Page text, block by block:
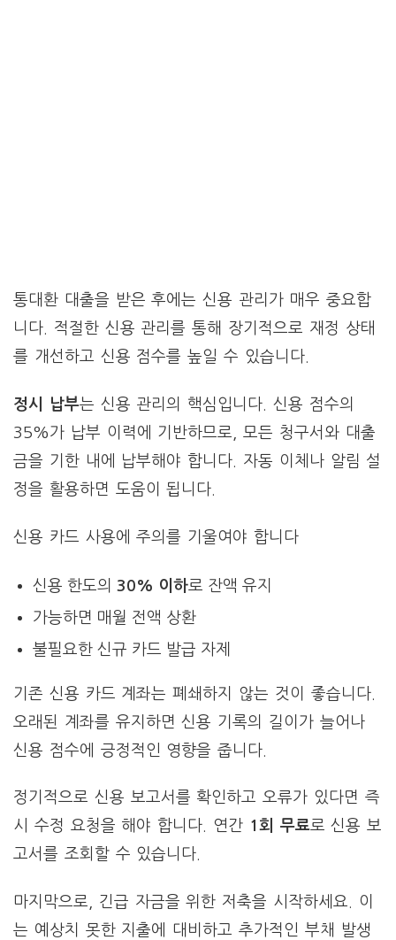
통대환 대출을 받은 후에는 신용 관리가 매우 중요합
니다. 적절한 신용 관리를 통해 장기적으로 재정 상태
를 개선하고 신용 점수를 높일 수 있습니다.
정시 납부는 신용 관리의 핵심입니다. 신용 점수의
35%가 납부 이력에 기반하므로, 모든 청구서와 대출
금을 기한 내에 납부해야 합니다. 자동 이체나 알림 설
정을 활용하면 도움이 됩니다.
신용 카드 사용에 주의를 기울여야 합니다
신용 한도의 30% 이하로 잔액 유지
가능하면 매월 전액 상환
불필요한 신규 카드 발급 자제
기존 신용 카드 계좌는 폐쇄하지 않는 것이 좋습니다.
오래된 계좌를 유지하면 신용 기록의 길이가 늘어나
신용 점수에 긍정적인 영향을 줍니다.
정기적으로 신용 보고서를 확인하고 오류가 있다면 즉
시 수정 요청을 해야 합니다. 연간 1회 무료로 신용 보
고서를 조회할 수 있습니다.
마지막으로, 긴급 자금을 위한 저축을 시작하세요. 이
는 예상치 못한 지출에 대비하고 추가적인 부채 발생